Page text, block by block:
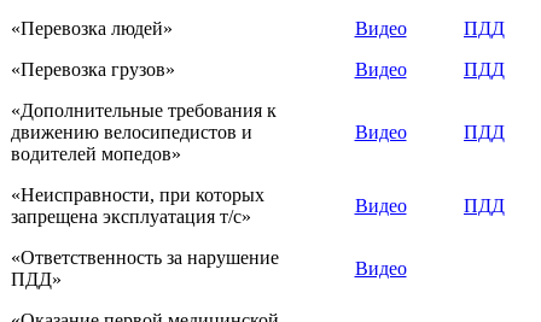
«Перевозка людей»
Видео
ПДД
«Перевозка грузов»
Видео
ПДД
«Дополнительные требования к
движению велосипедистов и
водителей мопедов»
Видео ПДД
«Неисправности, при которых
запрещена эксплуатация т/с»
Видео ПДД
«Ответственность за нарушение
ПДД»
Видео